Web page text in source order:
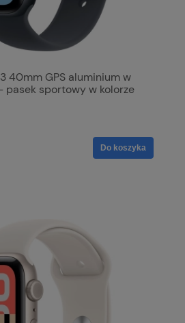
40mm GPS aluminium w
pasek sportowy w kolorze
Do koszyka